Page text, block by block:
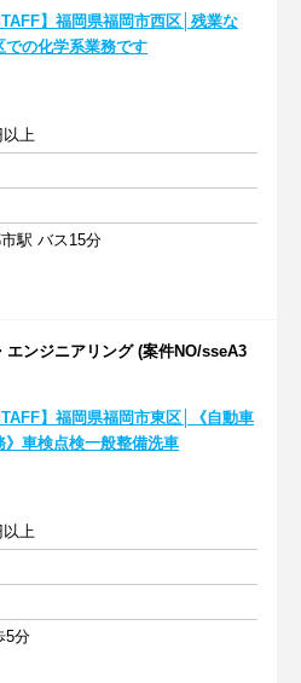
】福岡県福岡市西区│残業な
での化学系業務です
以上
駅 バス15分
エンジニアリング (案件NO/sseA3
】福岡県福岡市東区│《自動車
》車検点検一般整備洗車
以上
5分